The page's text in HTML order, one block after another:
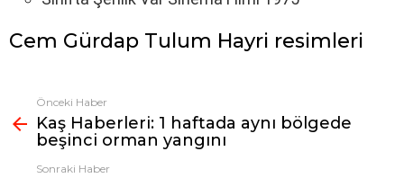
Cem Gürdap Tulum Hayri resimleri
Fazlasına
bak
Önceki Haber
Kaş Haberleri: 1 haftada aynı bölgede
beşinci orman yangını
Sonraki Haber